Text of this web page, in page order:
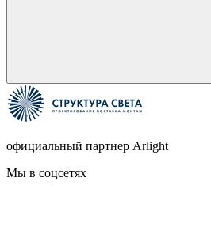
официальный партнер Arlight
Мы в соцсетях